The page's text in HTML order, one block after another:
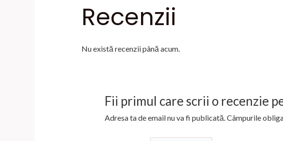
Recenzii
Nu există recenzii până acum.
Fii primul care scrii o recenzie
Adresa ta de email nu va fi publicată.Câmpurile